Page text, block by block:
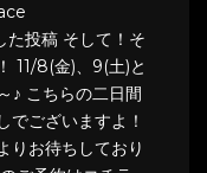
投稿 そして！そ
11/8(金)、9(土)と
♪ こちらの二日間
でございますよ！
りお待ちしており